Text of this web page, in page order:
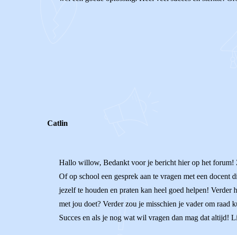
Catlin
Hallo willow, Bedankt voor je bericht hier op het forum!
Of op school een gesprek aan te vragen met een
jezelf te houden en praten kan heel goed helpen!
met jou doet? Verder zou je misschien je vader om raad
Succes en als je nog wat wil vragen dan mag dat altijd!